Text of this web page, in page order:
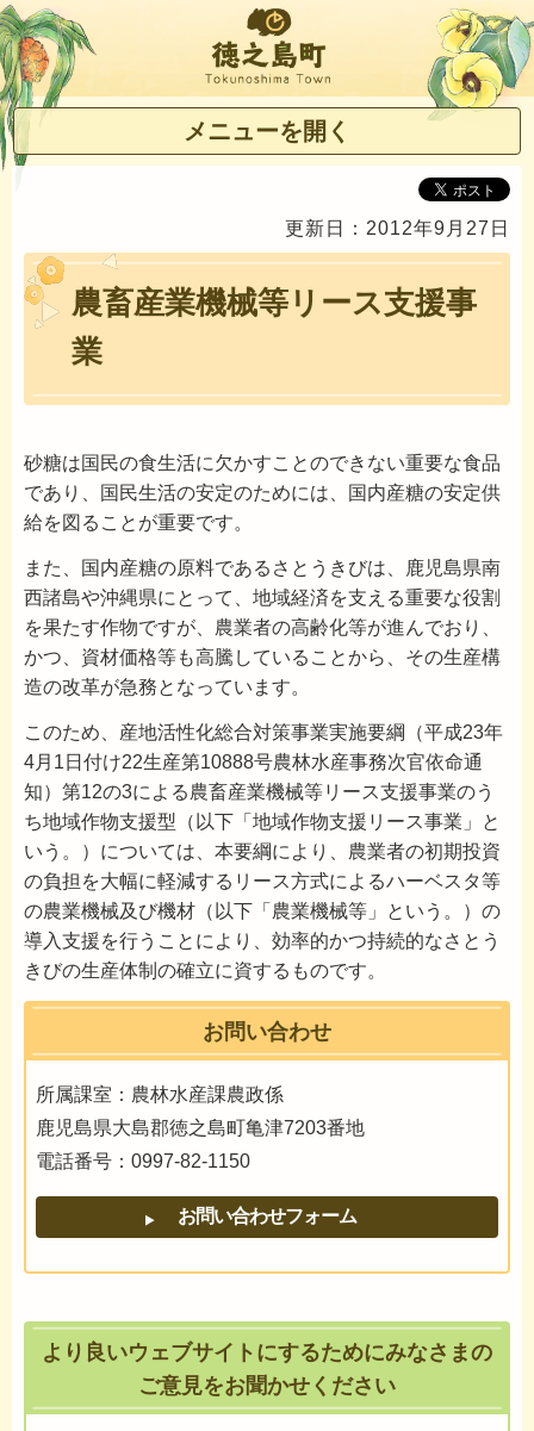
徳之島町
メニューを開く
更新日：2012年9月27日
農畜産業機械等リース支援事
業
砂糖は国民の食生活に欠かすことのできない重要な食品
であり、国民生活の安定のためには、国内産糖の安定供
給を図ることが重要です。
また、国内産糖の原料であるさとうきびは、鹿児島県南
西諸島や沖縄県にとって、地域経済を支える重要な役割
を果たす作物ですが、農業者の高齢化等が進んでおり、
かつ、資材価格等も高騰していることから、その生産構
造の改革が急務となっています。
このため、産地活性化総合対策事業実施要綱（平成23年
4月1日付け22生産第10888号農林水産事務次官依命通
知）第12の3による農畜産業機械等リース支援事業のう
ち地域作物支援型（以下「地域作物支援リース事業」と
いう。）については、本要綱により、農業者の初期投資
の負担を大幅に軽減するリース方式によるハーベスタ等
の農業機械及び機材（以下「農業機械等」という。）の
導入支援を行うことにより、効率的かつ持続的なさとう
きびの生産体制の確立に資するものです。
お問い合わせ
所属課室：農林水産課農政係
鹿児島県大島郡徳之島町亀津7203番地
電話番号：0997-82-1150
より良いウェブサイトにするためにみなさまの
ご意見をお聞かせください